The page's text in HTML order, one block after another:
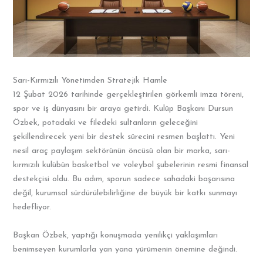
Sarı-Kırmızılı Yönetimden Stratejik Hamle
12 Şubat 2026 tarihinde gerçekleştirilen görkemli imza töreni,
spor ve iş dünyasını bir araya getirdi. Kulüp Başkanı Dursun
Özbek, potadaki ve filedeki sultanların geleceğini
şekillendirecek yeni bir destek sürecini resmen başlattı. Yeni
nesil araç paylaşım sektörünün öncüsü olan bir marka, sarı-
kırmızılı kulübün basketbol ve voleybol şubelerinin resmi finansal
destekçisi oldu. Bu adım, sporun sadece sahadaki başarısına
değil, kurumsal sürdürülebilirliğine de büyük bir katkı sunmayı
hedefliyor.
Başkan Özbek, yaptığı konuşmada yenilikçi yaklaşımları
benimseyen kurumlarla yan yana yürümenin önemine değindi.